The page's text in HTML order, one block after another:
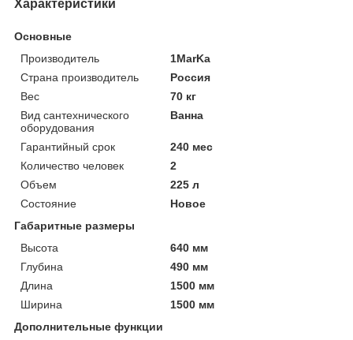
Характеристики
Основные
Производитель
1MarKa
Страна производитель
Россия
Вес
70 кг
Вид сантехнического
оборудования
Ванна
Гарантийный срок
240 мес
Количество человек
2
Объем
225 л
Состояние
Новое
Габаритные размеры
Высота
640 мм
Глубина
490 мм
Длина
1500 мм
Ширина
1500 мм
Дополнительные функции